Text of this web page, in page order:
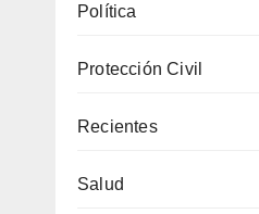
Política
Protección Civil
Recientes
Salud